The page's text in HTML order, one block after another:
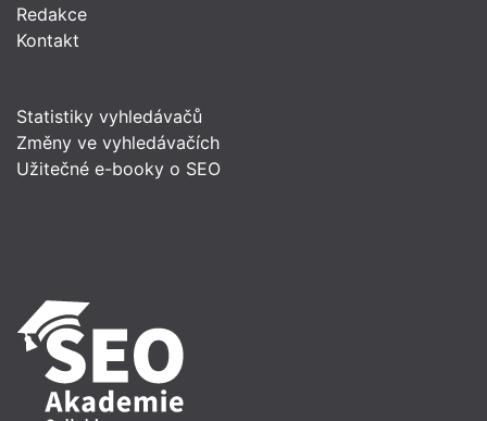
Redakce
Kontakt
Statistiky vyhledávačů
Změny ve vyhledávačích
Užitečné e-booky o SEO